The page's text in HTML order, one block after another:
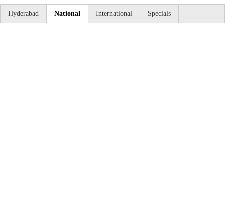
Hyderabad National International Specials